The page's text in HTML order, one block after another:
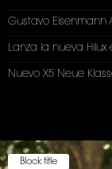
Gustavo Eisenmann
Lanza la nueva Hilux
Nuevo X5 Neue
Block title